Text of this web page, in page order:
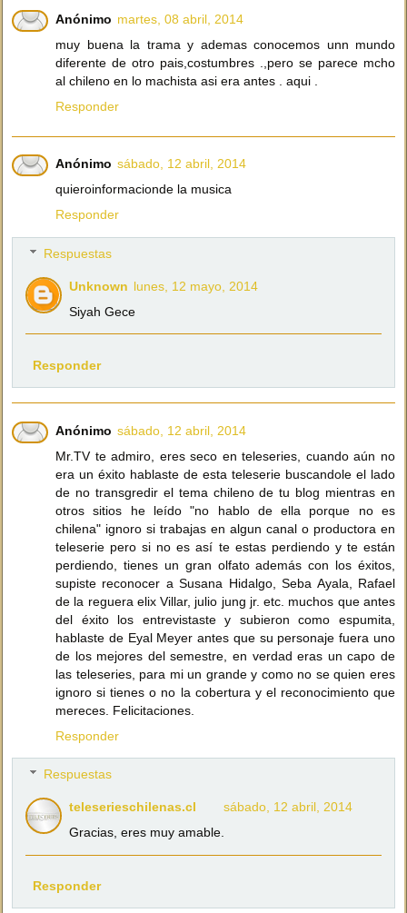
Anónimo martes, 08 abril, 2014
muy buena la trama y ademas conocemos unn mundo
diferente de otro pais,costumbres .,pero se parece mcho
al chileno en lo machista asi era antes . aqui .
Responder
Anónimo sábado, 12 abril, 2014
quieroinformacionde la musica
Responder
Respuestas
Unknown lunes, 12 mayo, 2014
Siyah Gece
Responder
Anónimo sábado, 12 abril, 2014
Mr.TV te admiro, eres seco en teleseries, cuando aún no
era un éxito hablaste de esta teleserie buscandole el lado
de no transgredir el tema chileno de tu blog mientras en
otros sitios he leído "no hablo de ella porque no es
chilena" ignoro si trabajas en algun canal o productora en
teleserie pero si no es así te estas perdiendo y te están
perdiendo, tienes un gran olfato además con los éxitos,
supiste reconocer a Susana Hidalgo, Seba Ayala, Rafael
de la reguera elix Villar, julio jung jr. etc. muchos que antes
del éxito los entrevistaste y subieron como espumita,
hablaste de Eyal Meyer antes que su personaje fuera uno
de los mejores del semestre, en verdad eras un capo de
las teleseries, para mi un grande y como no se quien eres
ignoro si tienes o no la cobertura y el reconocimiento que
mereces. Felicitaciones.
Responder
Respuestas
teleserieschilenas.cl
sábado, 12 abril, 2014
Gracias, eres muy amable.
Responder